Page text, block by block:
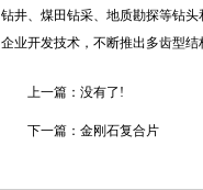
钻井、煤田钻采、地质勘探等钻
企业开发技术，不断推出多齿型
上一篇： 没有了!
下一篇： 金刚石复合片